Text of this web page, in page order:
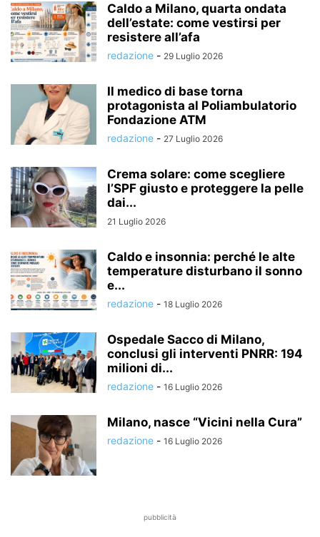
Caldo a Milano, quarta ondata
dell’estate: come vestirsi per
resistere all’afa
redazione - 29 Luglio 2026
Il medico di base torna
protagonista al Poliambulatorio
Fondazione ATM
redazione - 27 Luglio 2026
Crema solare: come scegliere
l’SPF giusto e proteggere la pelle
dai...
21 Luglio 2026
Caldo e insonnia: perché le alte
temperature disturbano il sonno
e...
redazione - 18 Luglio 2026
Ospedale Sacco di Milano,
conclusi gli interventi PNRR: 194
milioni di...
redazione - 16 Luglio 2026
Milano, nasce “Vicini nella Cura”
redazione - 16 Luglio 2026
pubblicità